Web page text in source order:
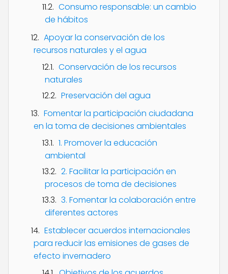
Consumo responsable: un cambio
de hábitos
Apoyar la conservación de los
recursos naturales y el agua
Conservación de los recursos
naturales
Preservación del agua
Fomentar la participación ciudadana
en la toma de decisiones ambientales
1. Promover la educación
ambiental
2. Facilitar la participación en
procesos de toma de decisiones
3. Fomentar la colaboración entre
diferentes actores
Establecer acuerdos internacionales
para reducir las emisiones de gases de
efecto invernadero